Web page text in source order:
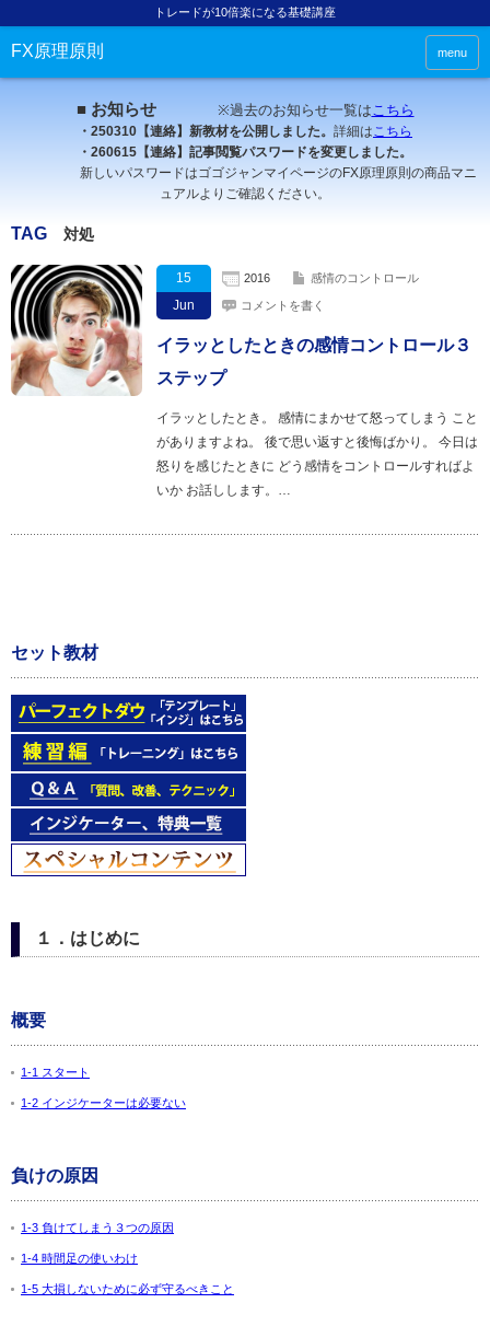
トレードが10倍楽になる基礎講座
FX原理原則 menu
■ お知らせ ※過去のお知らせ一覧はこちら
・250310【連絡】新教材を公開しました。 詳細はこちら
・260615【連絡】記事閲覧パスワードを変更しました。
新しいパスワードはゴゴジャンマイページのFX原理原則の商品マニ
ュアルよりご確認ください。
TAG 対処
15
Jun
2016 感情のコントロール
コメントを書く
イラッとしたときの感情コントロール３
ステップ
イラッとしたとき。 感情にまかせて怒ってしまう こと
がありますよね。 後で思い返すと後悔ばかり。 今日は
怒りを感じたときに どう感情をコントロールすればよ
いか お話しします。…
セット教材
１．はじめに
概要
1-1 スタート
1-2 インジケーターは必要ない
負けの原因
1-3 負けてしまう３つの原因
1-4 時間足の使いわけ
1-5 大損しないために必ず守るべきこと